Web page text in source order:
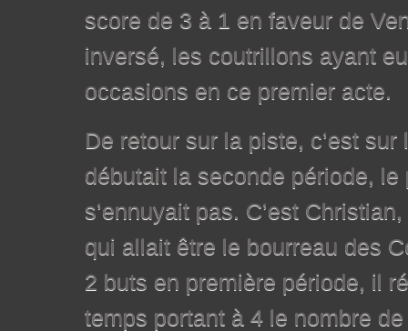
score de 3 à 1 en faveur de
inversé, les coutrillons ayant
occasions en ce premier acte.
De retour sur la piste, c’est
débutait la seconde période,
s’ennuyait pas. C’est
qui allait être le bourreau des
2 buts en première période, il
temps portant à 4 le nombre